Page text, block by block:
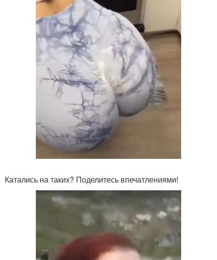
Катались на таких? Поделитесь впечатлениями!